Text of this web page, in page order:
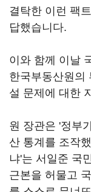
결탁한 이런 팩
답했습니다.
이와 함께 이날
한국부동산원의
설 문제에 대한
원 장관은 '정부
산 통계를 조작
냐'는 서일준 국
근본을 허물고